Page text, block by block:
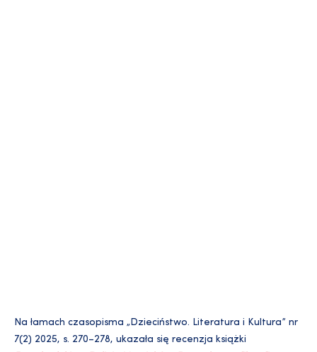
Na łamach czasopisma „Dzieciństwo. Literatura i Kultura” nr
7(2) 2025, s. 270–278, ukazała się recenzja książki